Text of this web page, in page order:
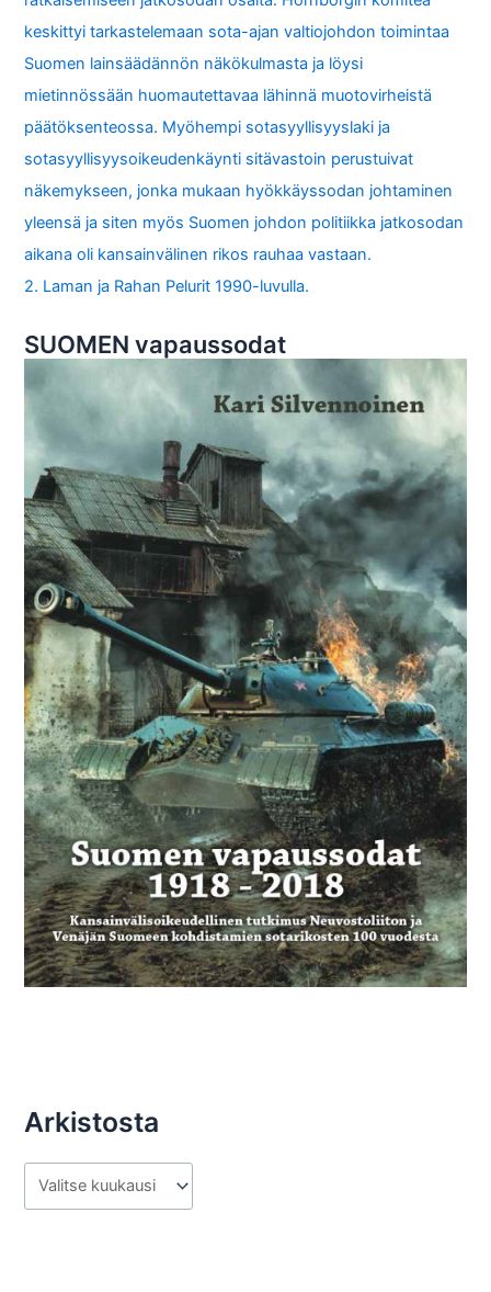
keskittyi tarkastelemaan sota-ajan valtiojohdon toimintaa
Suomen lainsäädännön näkökulmasta ja löysi
mietinnössään huomautettavaa lähinnä muotovirheistä
päätöksenteossa. Myöhempi sotasyyllisyyslaki ja
sotasyyllisyysoikeudenkäynti sitävastoin perustuivat
näkemykseen, jonka mukaan hyökkäyssodan johtaminen
yleensä ja siten myös Suomen johdon politiikka jatkosodan
aikana oli kansainvälinen rikos rauhaa vastaan.
2. Laman ja Rahan Pelurit 1990-luvulla.
SUOMEN vapaussodat
Arkistosta
r